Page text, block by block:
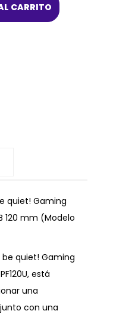
CARRITO
quiet! Gaming
120 mm (Modelo
be quiet! Gaming
está
una
con una